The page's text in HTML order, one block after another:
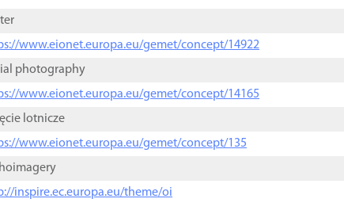
www.eionet.europa.eu/gemet/concept/14922
photography
www.eionet.europa.eu/gemet/concept/14165
lotnicze
www.eionet.europa.eu/gemet/concept/135
inspire.ec.europa.eu/theme/oi